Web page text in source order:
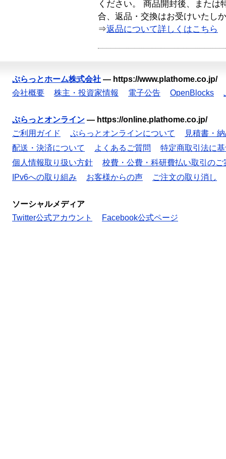
ください。 商品開封後、または
合、返品・交換はお受けいたし
⇒返品について詳しくはこちら
ぷらっとホーム株式会社 — https://www.plathome.co.jp/
会社概要
株主・投資家情報 電子公告 OpenBlocks
ぷらっとオンライン — https://online.plathome.co.jp/
ご利用ガイド
ぷらっとオンラインについて
見積書・
配送・決済について
よくあるご質問
特定商取引法に
個人情報取り扱い方針
校費・公費・科研費払い取引のご
IPv6への取り組み
お客様からの声 ご注文の取り消し
ソーシャルメディア
Twitter公式アカウント
Facebook公式ページ